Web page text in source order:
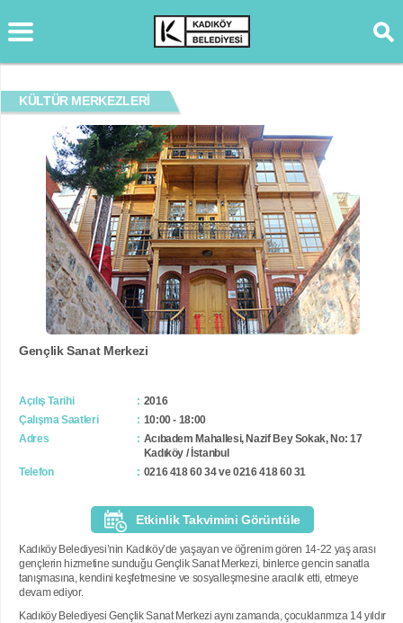
KÜLTÜR MERKEZLERİ
Gençlik Sanat Merkezi
Açılış Tarihi
2016
Çalışma Saatleri
10:00 - 18:00
Adres
Acıbadem Mahallesi, Nazif Bey Sokak, No: 17
Kadıköy / İstanbul
Telefon
0216 418 60 34 ve 0216 418 60 31
Etkinlik Takvimini Görüntüle
Kadıköy Belediyesi’nin Kadıköy’de yaşayan ve öğrenim gören 14-22 yaş arası
gençlerin hizmetine sunduğu Gençlik Sanat Merkezi, binlerce gencin sanatla
tanışmasına, kendini keşfetmesine ve sosyalleşmesine aracılık etti, etmeye
devam ediyor.
Kadıköy Belediyesi Gençlik Sanat Merkezi aynı zamanda, çocuklarımıza 14 yıldır